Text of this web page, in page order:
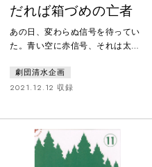
だれば箱づめの亡者
あの日、変わらぬ信号を待ってい
た。青い空に赤信号、それは太陽
ボタンのせい、でも私たちはそれ
に気づかない。そこから時間はた
ら。だれだろう。向こうにいるの
は。だれだったろう。向こうにい
劇団清水企画
2021.12.12 収録